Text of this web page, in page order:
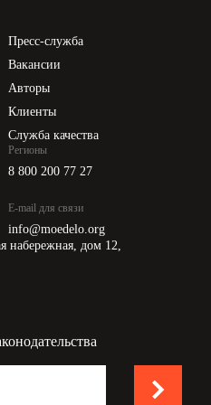
Пресс-служба
Вакансии
Авторы
Клиенты
Служба качества
Регионы
8 800 200 77 27
E-mail для связи
info@moedelo.org
набережная, дом 12,